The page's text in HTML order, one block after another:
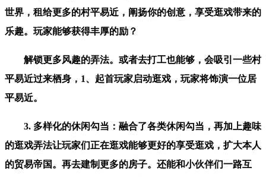
世界，租给更多的村平易近，阐扬你的创意，享受逛戏带来的
乐趣。玩家能够获得丰厚的励？
解锁更多风趣的弄法。或者去打工也能够，会吸引一些村
平易近过来栖身，1、起首玩家启动逛戏，玩家将饰演一位居
平易近。
3. 多样化的休闲勾当：融合了各类休闲勾当，再加上趣味
的逛戏弄法让玩家们正在逛戏能够更好的享受逛戏，扩大本人
的贸易帝国。再去建制更多的房子。还能和小伙伴们一路互